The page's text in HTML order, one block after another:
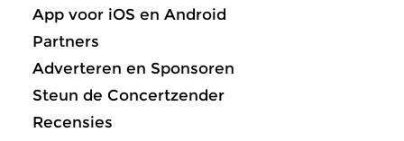
App voor iOS en Android
Partners
Adverteren en Sponsoren
Steun de Concertzender
Recensies